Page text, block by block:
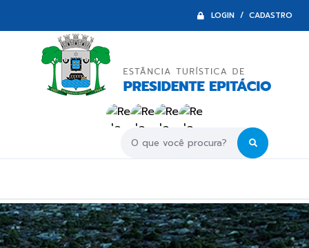
LOGIN / CADASTRO